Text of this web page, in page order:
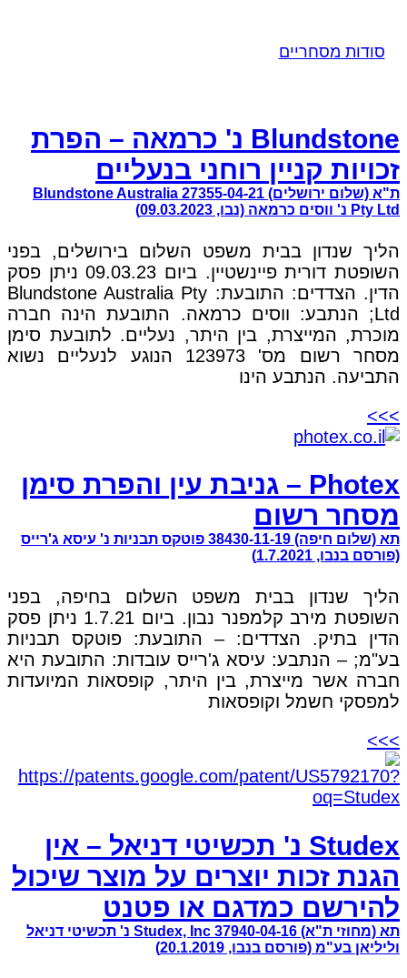
סודות מסחריים
Blundstone נ' כרמאה – הפרת
זכויות קניין רוחני בנעליים
ת"א (שלום ירושלים) 27355-04-21 Blundstone Australia
Pty Ltd נ' ווסים כרמאה (נבו, 09.03.2023)
הליך שנדון בבית משפט השלום בירושלים, בפני
השופטת דורית פיינשטיין. ביום 09.03.23 ניתן פסק
הדין. הצדדים: התובעת: Blundstone Australia Pty
Ltd; הנתבע: ווסים כרמאה. התובעת הינה חברה
מוכרת, המייצרת, בין היתר, נעליים. לתובעת סימן
מסחר רשום מס' 123973 הנוגע לנעליים נשוא
התביעה. הנתבע הינו
>>>
Photex – גניבת עין והפרת סימן
מסחר רשום
תא (שלום חיפה) 38430-11-19 פוטקס תבניות נ' עיסא ג'רייס
(פורסם בנבו, 1.7.2021)
הליך שנדון בבית משפט השלום בחיפה, בפני
השופטת מירב קלמפנר נבון. ביום 1.7.21 ניתן פסק
הדין בתיק. הצדדים: – התובעת: פוטקס תבניות
בע"מ; – הנתבע: עיסא ג'רייס עובדות: התובעת היא
חברה אשר מייצרת, בין היתר, קופסאות המיועדות
למפסקי חשמל וקופסאות
>>>
Studex נ' תכשיטי דניאל – אין
הגנת זכות יוצרים על מוצר שיכול
להירשם כמדגם או פטנט
תא (מחוזי ת"א) 37940-04-16 Studex, Inc נ' תכשיטי דניאל
וליליאן בע"מ (פורסם בנבו, 20.1.2019)